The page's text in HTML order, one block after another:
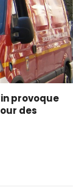
provoque
des